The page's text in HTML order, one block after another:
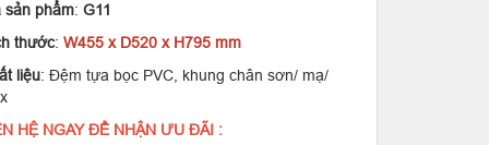
sản phẩm: G11
thước: W455 x D520 x H795 mm
liệu: Đệm tựa bọc PVC, khung chân sơn/ mạ/
HỆ NGAY ĐỂ NHẬN ƯU ĐÃI :